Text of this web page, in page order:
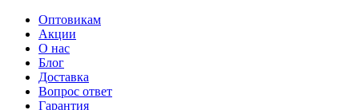
Оптовикам
Акции
О нас
Блог
Доставка
Вопрос ответ
Гарантия